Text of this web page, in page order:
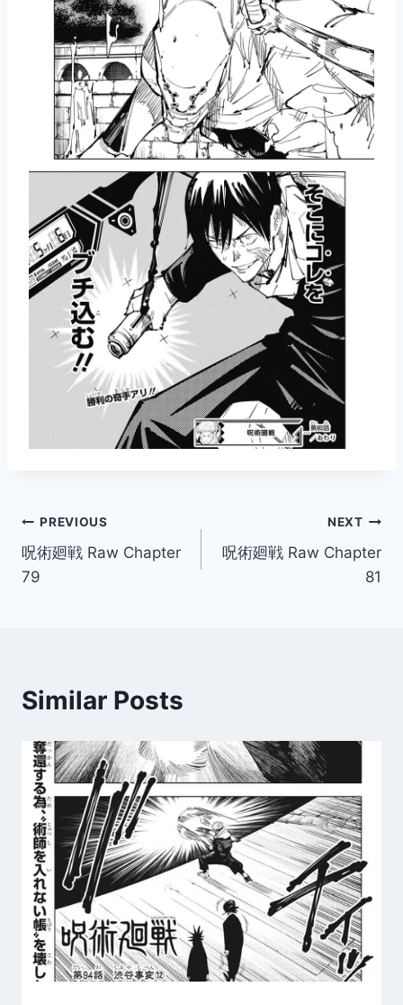
Post
navigation
PREVIOUS
呪術廻戦 Raw Chapter
79
NEXT
呪術廻戦 Raw Chapter
81
Similar Posts